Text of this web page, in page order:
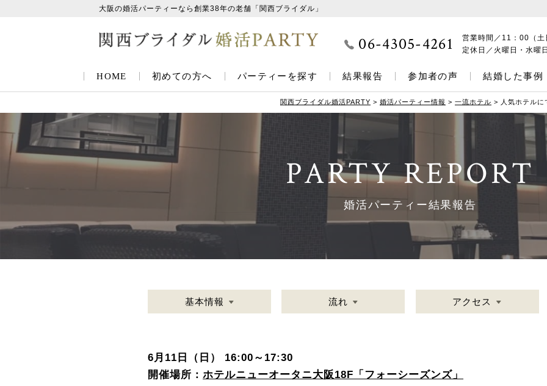
大阪の婚活パーティーなら創業38年の老舗「関西ブライダル」
06-4305-4261 営業時間／ 11：00（
定休日／ 火曜日・水曜日
HOME 初めての方へ パーティーを探す 結果報告 参加者の声 結婚した事例
関西ブライダル婚活PARTY > 婚活パーティー情報 > 一流ホテル > 人気ホテル
PARTY REPORT
婚活パーティー結果報告
基本情報 流れ アクセス
6月11日（日） 16:00～17:30
開催場所： ホテルニューオータニ大阪18F「フォーシーズンズ」